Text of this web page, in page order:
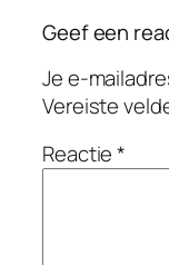
Geef een
Je e-
Vereiste
Reactie*